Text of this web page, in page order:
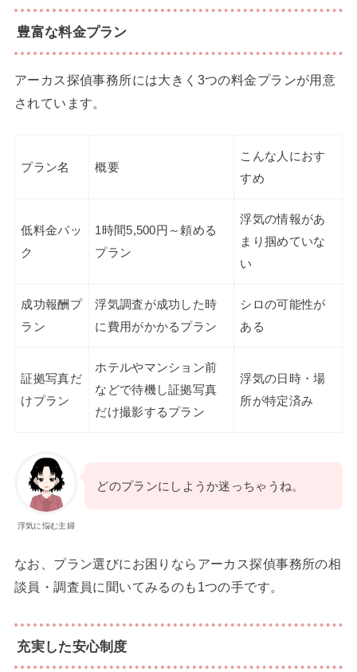
豊富な料金プラン
アーカス探偵事務所には大きく3つの料金プランが用意
されています。
プラン名 概要
こんな人におす
すめ
低料金パッ
ク
1時間5,500円～頼める
プラン
浮気の情報があ
まり掴めていな
い
成功報酬プ
ラン
浮気調査が成功した時
に費用がかかるプラン
シロの可能性が
ある
証拠写真だ
けプラン
ホテルやマンション前
などで待機し証拠写真
だけ撮影するプラン
浮気の日時・場
所が特定済み
浮気に悩む主婦
どのプランにしようか迷っちゃうね。
なお、プラン選びにお困りならアーカス探偵事務所の相
談員・調査員に聞いてみるのも1つの手です。
充実した安心制度